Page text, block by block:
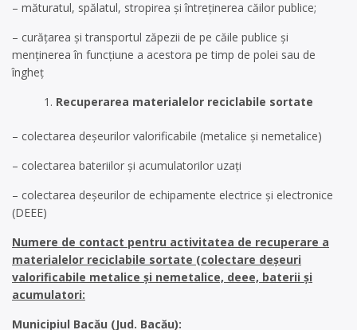
– măturatul, spălatul, stropirea și întreținerea căilor publice;
– curățarea și transportul zăpezii de pe căile publice și
menținerea în funcțiune a acestora pe timp de polei sau de
îngheț
Recuperarea materialelor reciclabile sortate
– colectarea deșeurilor valorificabile (metalice și nemetalice)
– colectarea bateriilor și acumulatorilor uzați
– colectarea deșeurilor de echipamente electrice și electronice
(DEEE)
Numere de contact pentru activitatea de recuperare a
materialelor reciclabile sortate (colectare deșeuri
valorificabile metalice și nemetalice, deee, baterii și
acumulatori:
Municipiul Bacău (Jud. Bacău):